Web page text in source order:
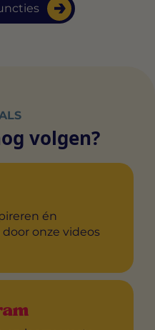
volgen?
én
onze videos